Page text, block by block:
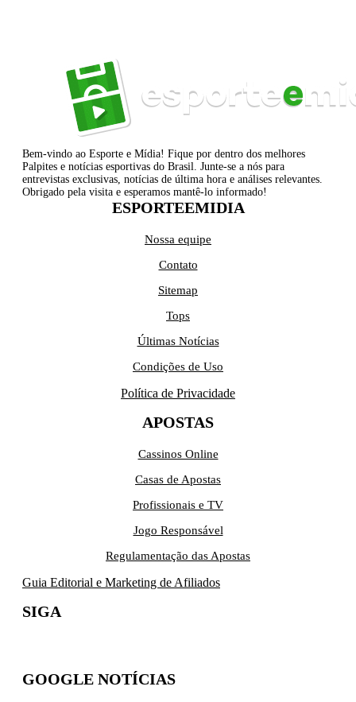
Bem-vindo ao Esporte e Mídia! Fique por dentro dos melhores
Palpites e notícias esportivas do Brasil. Junte-se a nós para
entrevistas exclusivas, notícias de última hora e análises relevantes.
Obrigado pela visita e esperamos mantê-lo informado!
ESPORTEEMIDIA
Nossa equipe
Contato
Sitemap
Tops
Últimas Notícias
Condições de Uso
Política de Privacidade
APOSTAS
Cassinos Online
Casas de Apostas
Profissionais e TV
Jogo Responsável
Regulamentação das Apostas
Guia Editorial e Marketing de Afiliados
SIGA
GOOGLE NOTÍCIAS